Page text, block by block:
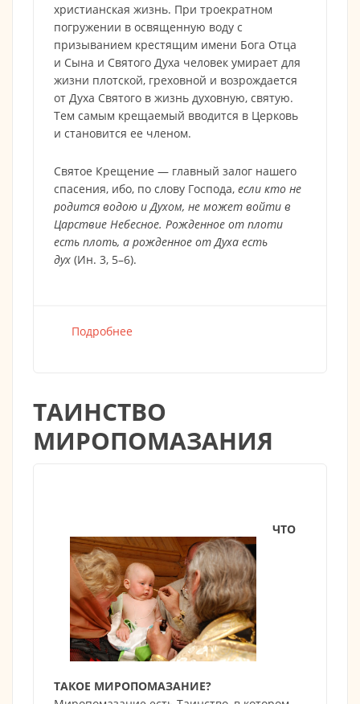
христианская жизнь. При троекратном
погружении в освященную воду с
призыванием крестящим имени Бога Отца
и Сына и Святого Духа человек умирает для
жизни плотской, греховной и возрождается
от Духа Святого в жизнь духовную, святую.
Тем самым крещаемый вводится в Церковь
и становится ее членом.
Святое Крещение — главный залог нашего
спасения, ибо, по слову Господа, если кто не
родится водою и Духом, не может войти в
Царствие Небесное. Рожденное от плоти
есть плоть, а рожденное от Духа есть
дух (Ин. 3, 5–6).
Подробнее
ТАИНСТВО
МИРОПОМАЗАНИЯ
ЧТО
ТАКОЕ МИРОПОМАЗАНИЕ?